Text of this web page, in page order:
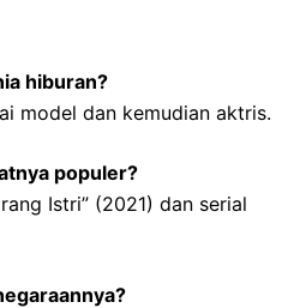
hiburan?
model dan kemudian aktris.
populer?
Istri” (2021) dan serial